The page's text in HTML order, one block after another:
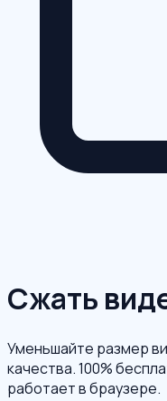
Сжать
Уменьшайте размер
качества. 100%
работает в браузере.